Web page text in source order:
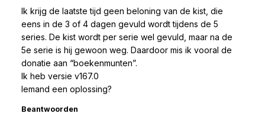
Ik krijg de laatste tijd geen beloning van de kist, die
eens in de 3 of 4 dagen gevuld wordt tijdens de 5
series. De kist wordt per serie wel gevuld, maar na de
5e serie is hij gewoon weg. Daardoor mis ik vooral de
donatie aan “boekenmunten”.
Ik heb versie v167.0
Iemand een oplossing?
Beantwoorden